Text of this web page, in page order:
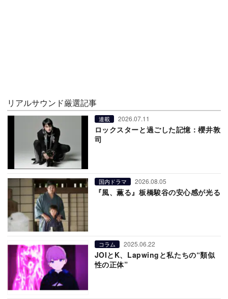
リアルサウンド厳選記事
連載 2026.07.11
ロックスターと過ごした記憶：櫻井敦
司
国内ドラマ 2026.08.05
『風、薫る』板橋駿谷の安心感が光る
コラム 2025.06.22
JOIとK、Lapwingと私たちの“類似
性の正体”